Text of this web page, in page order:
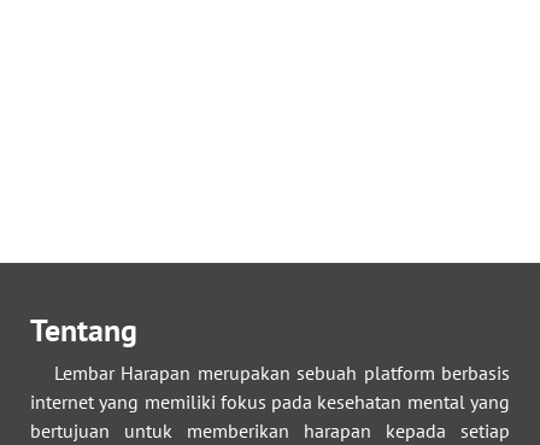
Tentang
Lembar Harapan merupakan sebuah platform berbasis
internet yang memiliki fokus pada kesehatan mental yang
bertujuan untuk memberikan harapan kepada setiap